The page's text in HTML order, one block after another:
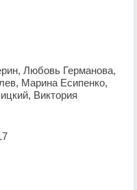
Любовь Германова,
Марина Есипенко,
Виктория